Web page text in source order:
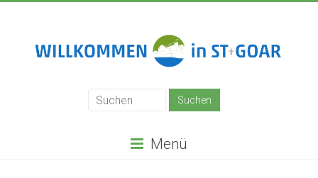
Menü